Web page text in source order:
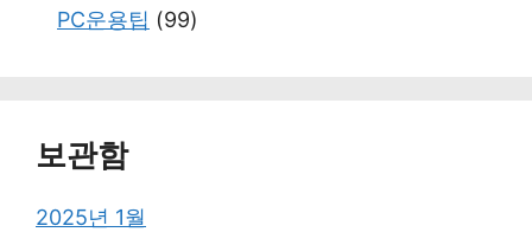
PC운용팁 (99)
보관함
2025년 1월